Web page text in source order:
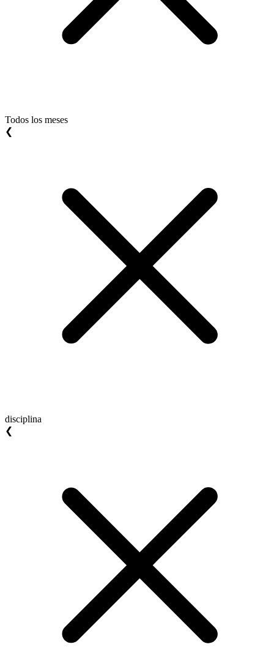
Todos los meses
❮
disciplina
❮